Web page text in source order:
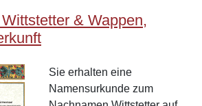
& Wappen,
Sie erhalten eine
Namensurkunde zum